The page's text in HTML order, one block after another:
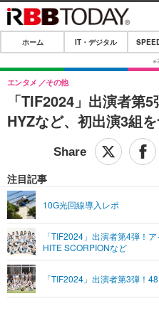
ホーム
IT・デジタル
IT・デジタルTOP
ショッピング
SPEED TEST
エンタメTOP
グラビア
ショッピング
ライフTOP
その他
リリース一覧
プッシュ通知の停止方法
ホーム IT・デジタル
「TIF2024」出演者第
HYZなど、初出演3組
エンタメ その他
注目記事
10G光回線導入レポ
「TIF2024」出演者第4弾！
HITE SCORPIONなど
「TIF2024」出演者第3弾！